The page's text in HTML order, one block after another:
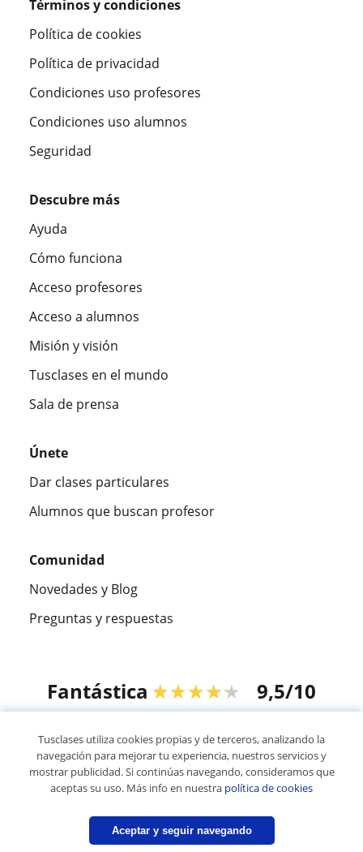
Términos y condiciones
Política de cookies
Política de privacidad
Condiciones uso profesores
Condiciones uso alumnos
Seguridad
Descubre más
Ayuda
Cómo funciona
Acceso profesores
Acceso a alumnos
Misión y visión
Tusclases en el mundo
Sala de prensa
Únete
Dar clases particulares
Alumnos que buscan profesor
Comunidad
Novedades y Blog
Preguntas y respuestas
Fantástica ★★★★★ 9,5/10
© 2007 - 2026 Tusclases.com.uy
Mapa web:Profesores particulares
Tusclases utiliza cookies propias y de terceros, analizando la
navegación para mejorar tu experiencia, nuestros servicios y
mostrar publicidad. Si continúas navegando, consideramos que
aceptas su uso. Más info en nuestra política de cookies
Aceptar y seguir navegando